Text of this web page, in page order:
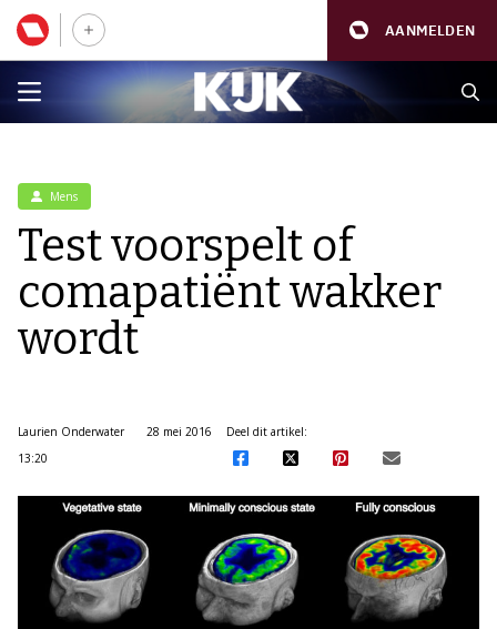
AANMELDEN
Mens
Test voorspelt of
comapatiënt wakker
wordt
Laurien Onderwater
28 mei 2016
13:20
Deel dit artikel: